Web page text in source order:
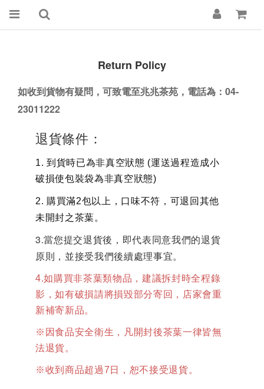
Return Policy
如收到貨物有疑問，可致電至兆兆茶苑，電話為：04-
23011222
退貨條件：
1. 到貨時已為非真空狀態 (運送過程造成小
破損使包裝袋為非真空狀態)
2. 購買滿2包以上，口味不符，可退回其他
未開封之茶葉。
3.當您提交退貨後，即代表同意我們的退貨
原則，並接受我們後續處理事宜。
4.如購買非茶葉類物品，建議拆封時全程錄
影，如有破損請將損毀部分寄回，店家會重
新補寄新品。
※因食品安全衛生，凡開封後茶葉一律皆無
法退貨。
※收到商品超過7日，恕不接受退貨。